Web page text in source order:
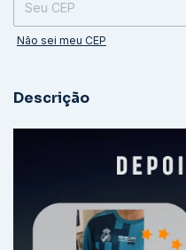
Não sei meu CEP
Descrição